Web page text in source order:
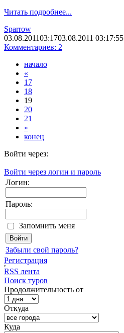
Читать подробнее...
Sparrow
03.08.201103:1703.08.2011 03:17:55
Комментариев: 2
начало
«
17
18
19
20
21
»
конец
Войти через:
Войти через логин и пароль
Логин:
Пароль:
Запомнить меня
Забыли свой пароль?
Регистрация
RSS лента
Поиск туров
Продолжительность от
Откуда
Куда